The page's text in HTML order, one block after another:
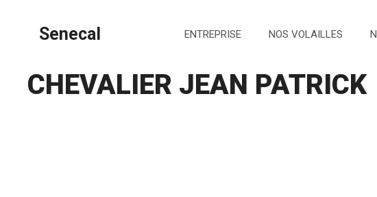
contenuSenecal ENTREPRISE NOS VOLAILLES
CHEVALIER JEAN PATRICK